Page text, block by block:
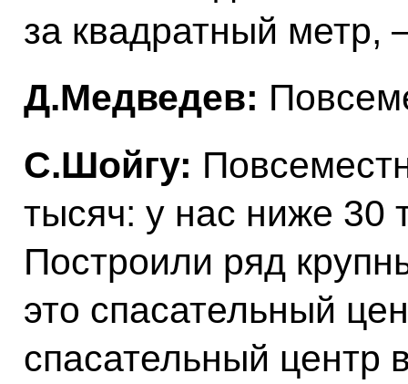
за квадратный
Д.Медведев:
С.Шойгу:
тысяч: у нас ниже 30
Построили ряд
это спасательный
спасательный